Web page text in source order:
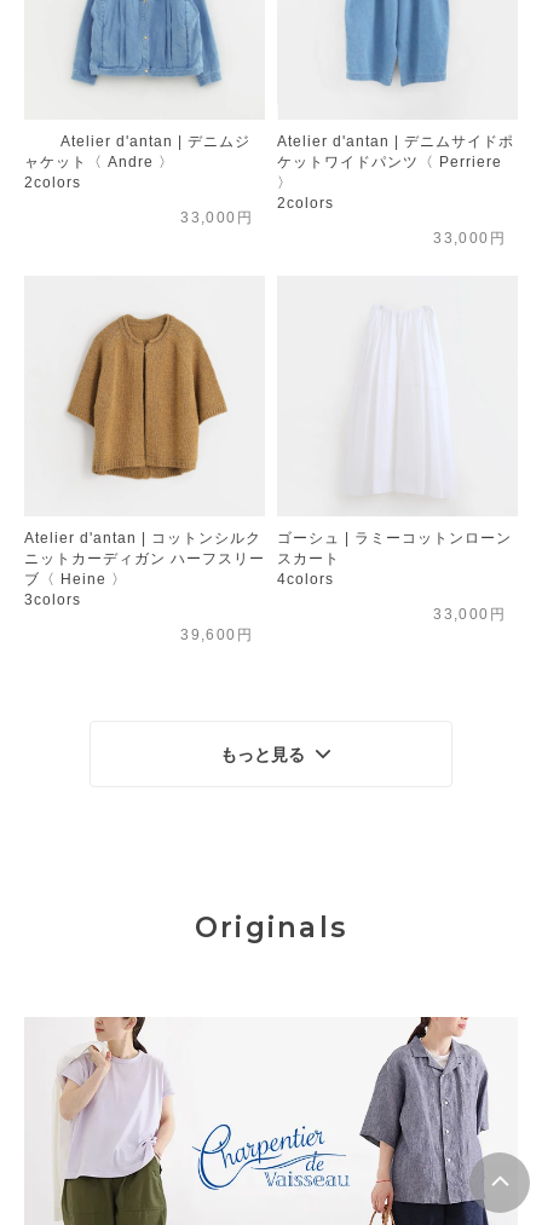
Atelier d'antan | デニムジ
ャケット〈 Andre 〉
2colors
33,000円
Atelier d'antan | デニムサイドポ
ケットワイドパンツ〈 Perriere
〉
2colors
33,000円
Atelier d'antan | コットンシルク
ニットカーディガン ハーフスリー
ブ〈 Heine 〉
3colors
39,600円
ゴーシュ | ラミーコットンローン
スカート
4colors
33,000円
もっと見る
Originals